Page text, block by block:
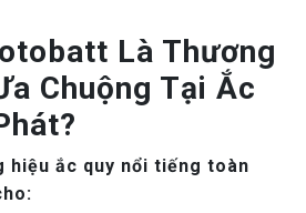
Là Thương
Chuộng Tại Ắc
hiệu ắc quy nổi tiếng toàn